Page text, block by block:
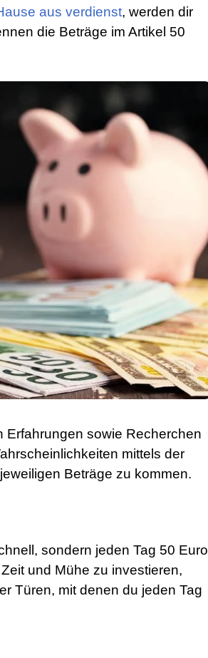
aus verdienst, werden dir
die Beträge im Artikel 50
Erfahrungen sowie Recherchen
mittels der
Beträge zu kommen.
sondern jeden Tag 50 Euro
und Mühe zu investieren,
Türen, mit denen du jeden Tag